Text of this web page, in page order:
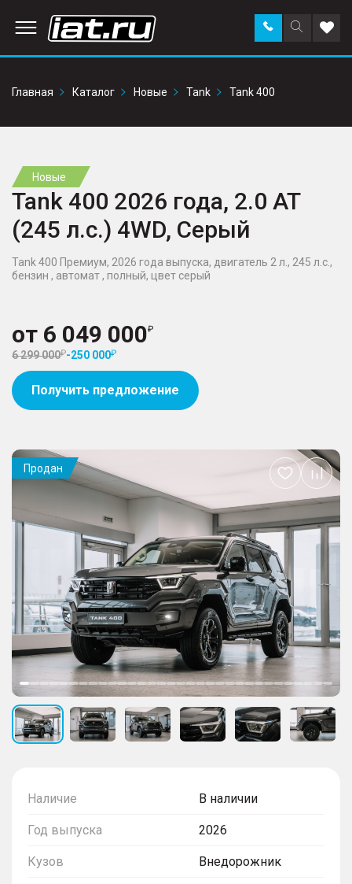
Поиск
по
Заказать
звонок в
Главная
Каталог Новые Tank Tank 400
Новые
Tank 400 2026 года, 2.0 AT
(245 л.с.) 4WD, Серый
Tank 400 Премиум, 2026 года выпуска, двигатель 2 л., 245 л.с.,
бензин , автомат , полный, цвет серый
от 6 049 000
6 299 000 -250 000
Получить предложение
Наличие В наличии
Год выпуска 2026
Кузов Внедорожник
Продан
Добавить
в
избранное